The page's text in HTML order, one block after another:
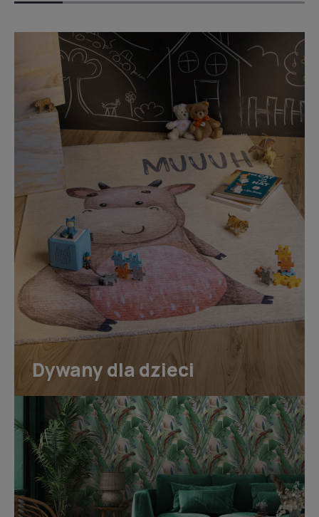
Dywany dla dzieci